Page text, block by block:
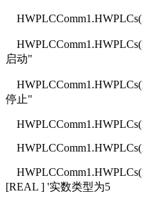
启动"
停止"
[REAL ] '实数类型为5